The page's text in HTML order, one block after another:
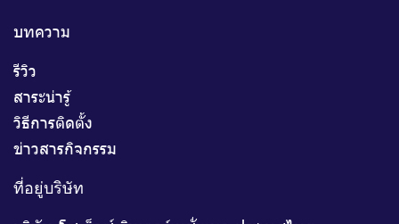
บทความ
รีวิว
สาระน่ารู้
วิธีการติดตั้ง
ข่าวสารกิจกรรม
ที่อยู่บริษัท